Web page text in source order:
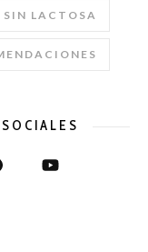
SIN LACTOSA